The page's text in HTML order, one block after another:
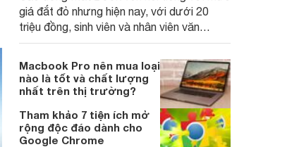
giá đắt đỏ nhưng hiện nay, với dưới 20
triệu đồng, sinh viên và nhân viên văn
phòng đã có thể sở hữu những model
mới, đáp ứng tốt nhu cầu học tập và làm
việc cơ bản.
Macbook Pro nên mua loại
nào là tốt và chất lượng
nhất trên thị trường?
Tham khảo 7 tiện ích mở
rộng độc đáo dành cho
Google Chrome